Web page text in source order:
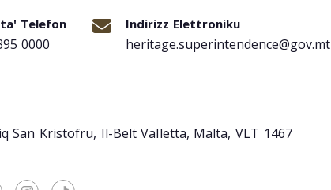
Telefon
0000
Indirizz Elettroniku
heritage.superintendence@gov.mt
San Kristofru, Il-Belt Valletta, Malta, VLT 1467